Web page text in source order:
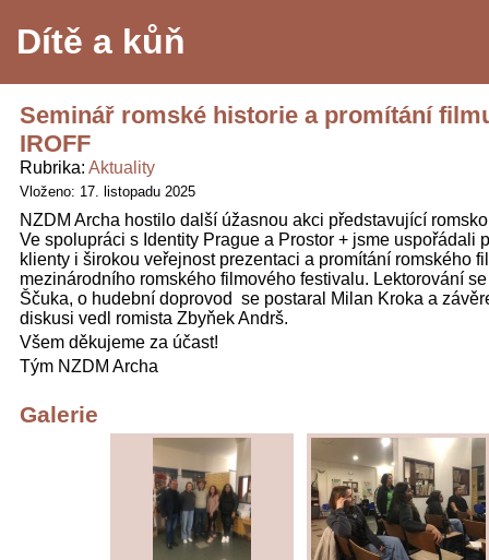
Dítě a kůň
Seminář romské historie a promítání
IROFF
Rubrika Aktuality
Vloženo: 17. listopadu 2025
NZDM Archa hostilo další úžasnou akci představující
Ve spolupráci s Identity Prague a Prostor + jsme uspořádali
klienty i širokou veřejnost prezentaci a promítání romského
mezinárodního romského filmového festivalu. Lektorování
Ščuka, o hudební doprovod se postaral Milan Kroka a
diskusi vedl romista Zbyňek Andrš.
Všem děkujeme za účast!
Tým NZDM Archa
Galerie